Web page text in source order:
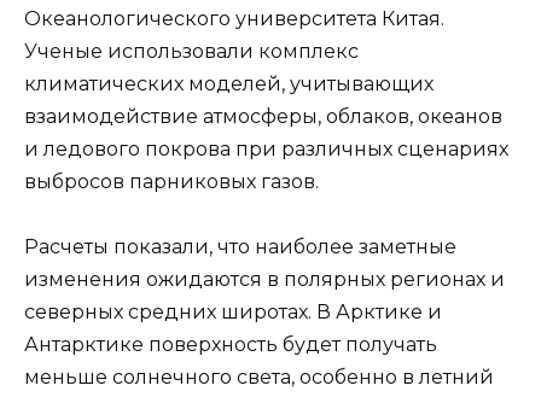
Океанологического университета Китая.
Ученые использовали комплекс
климатических моделей, учитывающих
взаимодействие атмосферы, облаков, океанов
и ледового покрова при различных сценариях
выбросов парниковых газов.
Расчеты показали, что наиболее заметные
изменения ожидаются в полярных регионах и
северных средних широтах. В Арктике и
Антарктике поверхность будет получать
меньше солнечного света, особенно в летний